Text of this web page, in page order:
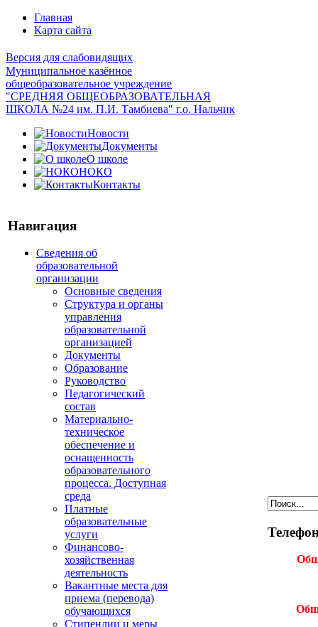
Главная
Карта сайта
Версия для слабовидящих
Муниципальное казённое
общеобразовательное учреждение
"СРЕДНЯЯ ОБЩЕОБРАЗОВАТЕЛЬНАЯ
ШКОЛА №24 им. П.И. Тамбиева" г.о. Нальчик
Новости
Документы
О школе
НОКО
Контакты
Навигация
Сведения об
образовательной
организации
Основные сведения
Структура и органы
управления
образовательной
организацией
Документы
Образование
Руководство
Педагогический
состав
Материально-
техническое
обеспечение и
оснащенность
образовательного
процесса. Доступная
среда
Платные
образовательные
услуги
Финансово-
хозяйственная
деятельность
Вакантные места для
приема (перевода)
обучающихся
Стипендии и меры